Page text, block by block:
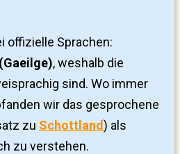
offizielle Sprachen:
, weshalb die
sind. Wo immer
wir das gesprochene
zu Schottland) als
zu verstehen.